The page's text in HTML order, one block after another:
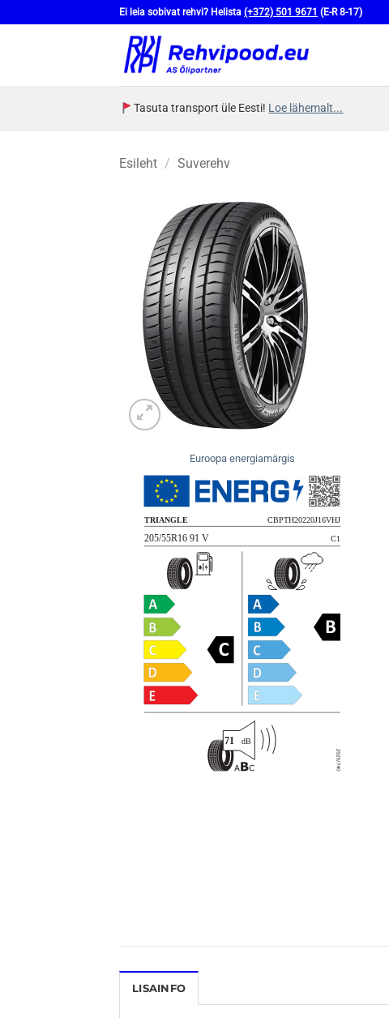
to
Ei leia sobivat rehvi? Helista (+372) 501 9671 (E-R 8-17)
Tasuta transport üle Eesti! Loe lähemalt...
Esileht / Suverehv
Euroopa energiamärgis
LISAINFO